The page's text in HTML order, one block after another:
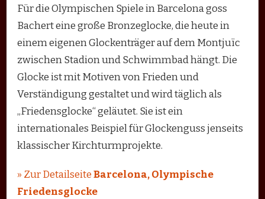
Für die Olympischen Spiele in Barcelona goss
Bachert eine große Bronzeglocke, die heute in
einem eigenen Glockenträger auf dem Montjuïc
zwischen Stadion und Schwimmbad hängt. Die
Glocke ist mit Motiven von Frieden und
Verständigung gestaltet und wird täglich als
„Friedensglocke“ geläutet. Sie ist ein
internationales Beispiel für Glockenguss jenseits
klassischer Kirchturmprojekte.
» Zur DetailseiteBarcelona, Olympische
Friedensglocke